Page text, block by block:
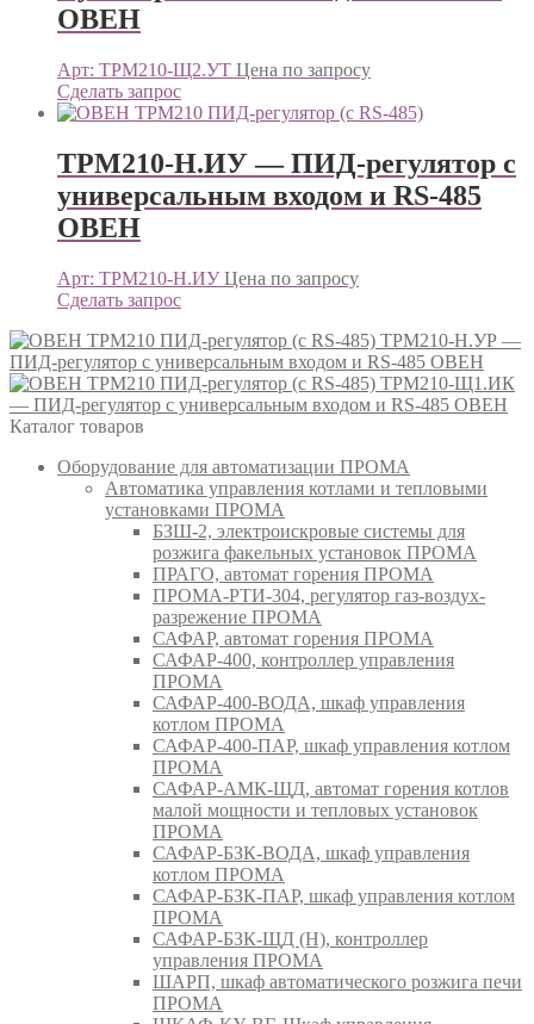
ОВЕН
Арт: ТРМ210-Щ2.УТ Цена по запросу
Сделать запрос
ТРМ210-Н.ИУ — ПИД-регулятор с
универсальным входом и RS-485
ОВЕН
Арт: ТРМ210-Н.ИУ Цена по запросу
Сделать запрос
ТРМ210-Н.УР —
ПИД-регулятор с универсальным входом и RS-485 ОВЕН
ТРМ210-Щ1.ИК
— ПИД-регулятор с универсальным входом и RS-485 ОВЕН
Каталог товаров
Оборудование для автоматизации ПРОМА
Автоматика управления котлами и тепловыми
установками ПРОМА
БЗШ-2, электроискровые системы для
розжига факельных установок ПРОМА
ПРАГО, автомат горения ПРОМА
ПРОМА-РТИ-304, регулятор газ-воздух-
разрежение ПРОМА
САФАР, автомат горения ПРОМА
САФАР-400, контроллер управления
ПРОМА
САФАР-400-ВОДА, шкаф управления
котлом ПРОМА
САФАР-400-ПАР, шкаф управления котлом
ПРОМА
САФАР-АМК-ЩД, автомат горения котлов
малой мощности и тепловых установок
ПРОМА
САФАР-БЗК-ВОДА, шкаф управления
котлом ПРОМА
САФАР-БЗК-ПАР, шкаф управления котлом
ПРОМА
САФАР-БЗК-ЩД (Н), контроллер
управления ПРОМА
ШАРП, шкаф автоматического розжига печи
ПРОМА